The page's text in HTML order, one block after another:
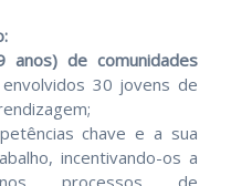
anos) de comunidades
30 jovens de
chave e a sua
incentivando-os a
processos de